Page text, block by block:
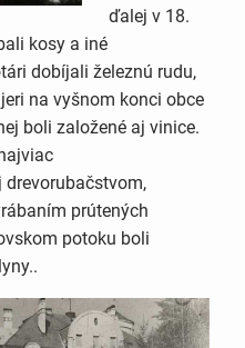
ďalej v 18.
kosy a iné
dobíjali železnú rudu,
na vyšnom konci obce
boli založené aj vinice.
prútených
potoku boli